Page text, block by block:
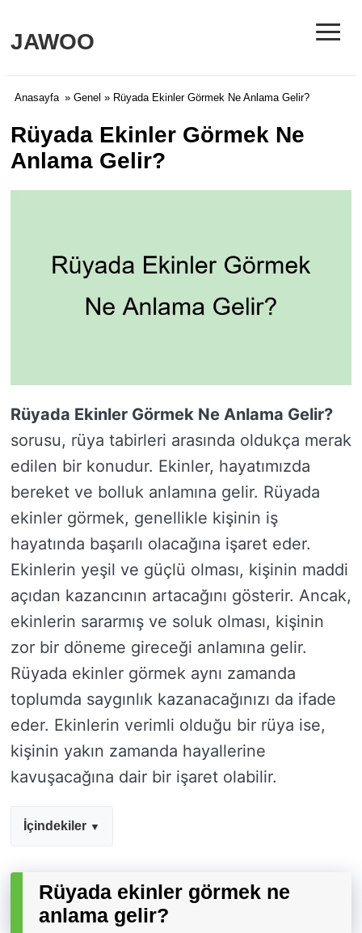
JAWOO ≡
Anasayfa » Genel » Rüyada Ekinler Görmek Ne Anlama Gelir?
Rüyada Ekinler Görmek Ne
Anlama Gelir?
Rüyada Ekinler Görmek Ne Anlama Gelir?
sorusu, rüya tabirleri arasında oldukça merak
edilen bir konudur. Ekinler, hayatımızda
bereket ve bolluk anlamına gelir. Rüyada
ekinler görmek, genellikle kişinin iş
hayatında başarılı olacağına işaret eder.
Ekinlerin yeşil ve güçlü olması, kişinin maddi
açıdan kazancının artacağını gösterir. Ancak,
ekinlerin sararmış ve soluk olması, kişinin
zor bir döneme gireceği anlamına gelir.
Rüyada ekinler görmek aynı zamanda
toplumda saygınlık kazanacağınızı da ifade
eder. Ekinlerin verimli olduğu bir rüya ise,
kişinin yakın zamanda hayallerine
kavuşacağına dair bir işaret olabilir.
İçindekiler
Rüyada ekinler görmek ne
anlama gelir?